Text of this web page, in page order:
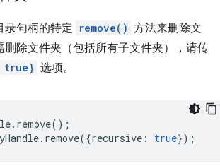
录句柄的特定 remove() 方法来删除文
删除文件夹（包括所有子文件夹），请传
true} 选项。
. remove();
. remove({recursive : true});